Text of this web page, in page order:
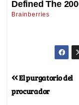
El purgatorio del
procurador